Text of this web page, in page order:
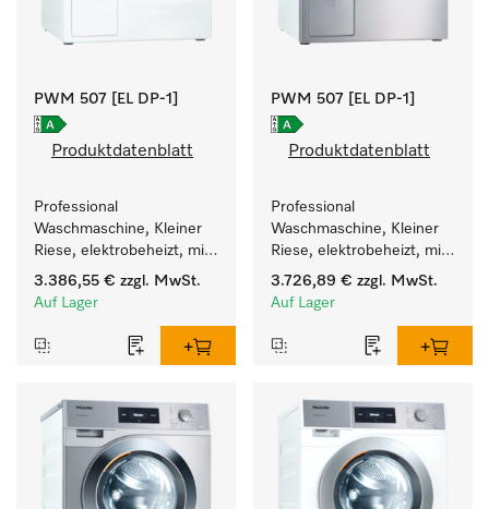
PWM 507 [EL DP-1]
Produktdatenblatt
Professional
Waschmaschine, Kleiner
Riese, elektrobeheizt, mit
Ablaufpumpe und
zielgruppenspezifischen
Leistung 7 kg  in 49 min .
3.386,55 € zzgl. MwSt.
Auf Lager
PWM 507 [EL DP-1]
Produktdatenblatt
Professional
Waschmaschine, Kleiner
Riese, elektrobeheizt, mit
Ablaufpumpe und
zielgruppenspezifischen
Leistung 7 kg  in 49 min .
3.726,89 € zzgl. MwSt.
Auf Lager